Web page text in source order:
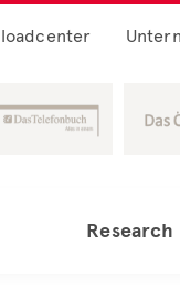
Research